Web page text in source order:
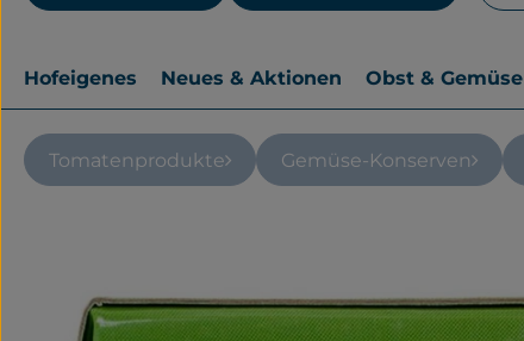
Hofeigenes Neues & Aktionen Obst & Gemüse
Tomatenprodukte Gemüse-Konserven